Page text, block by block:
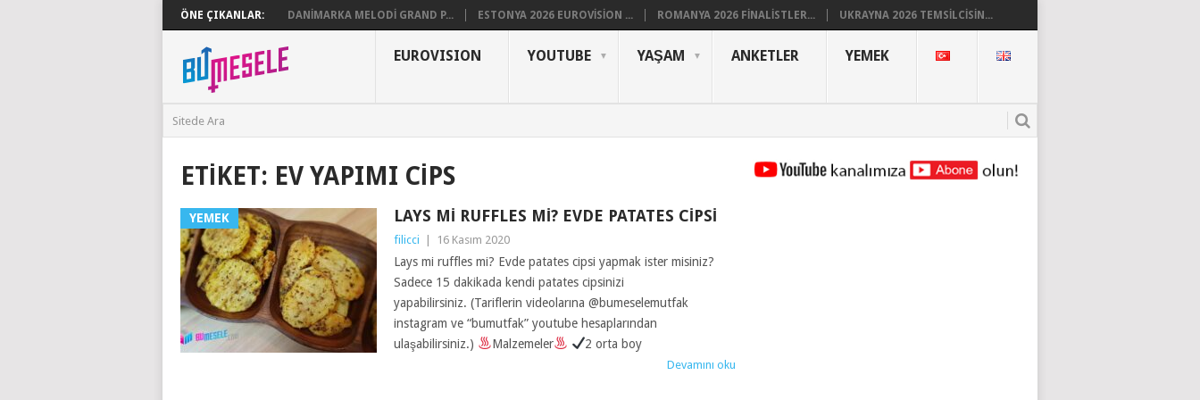
ÖNE ÇIKANLAR: DANIMARKA MELODI GRAND P... ESTONYA 2026 EUROVISION ... ROMANYA 2026 FINALISTLER... UKRAYNA 2026 TEMSILCISIN...
EUROVISION YOUTUBE YAŞAM ANKETLER YEMEK
ETIKET: EV YAPIMI CIPS
YEMEK LAYS MI RUFFLES MI? EVDE PATATES CIPSI
filicci 16 Kasım 2020
Lays mi ruffles mi? Evde patates cipsi yapmak ister misiniz?
Sadece 15 dakikada kendi patates cipsinizi
yapabilirsiniz. (Tariflerin videolarına @bumeselemutfak
instagram ve “bumutfak” youtube hesaplarından
ulaşabilirsiniz.)
Malzemeler 2 orta boy
Devamını oku